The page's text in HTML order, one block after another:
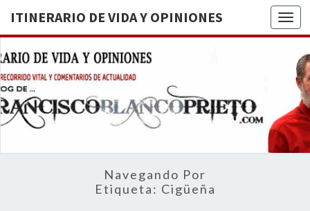
ITINERARIO DE VIDA Y OPINIONES
DE
BREVE
RECORRIDO
VITAL Y
ACTUALIDAD
Navegando Por
Etiqueta: Cigüeña